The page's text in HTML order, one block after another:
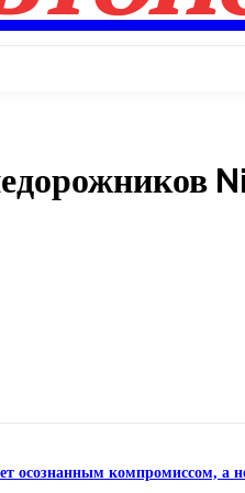
осознанным компромиссом, а